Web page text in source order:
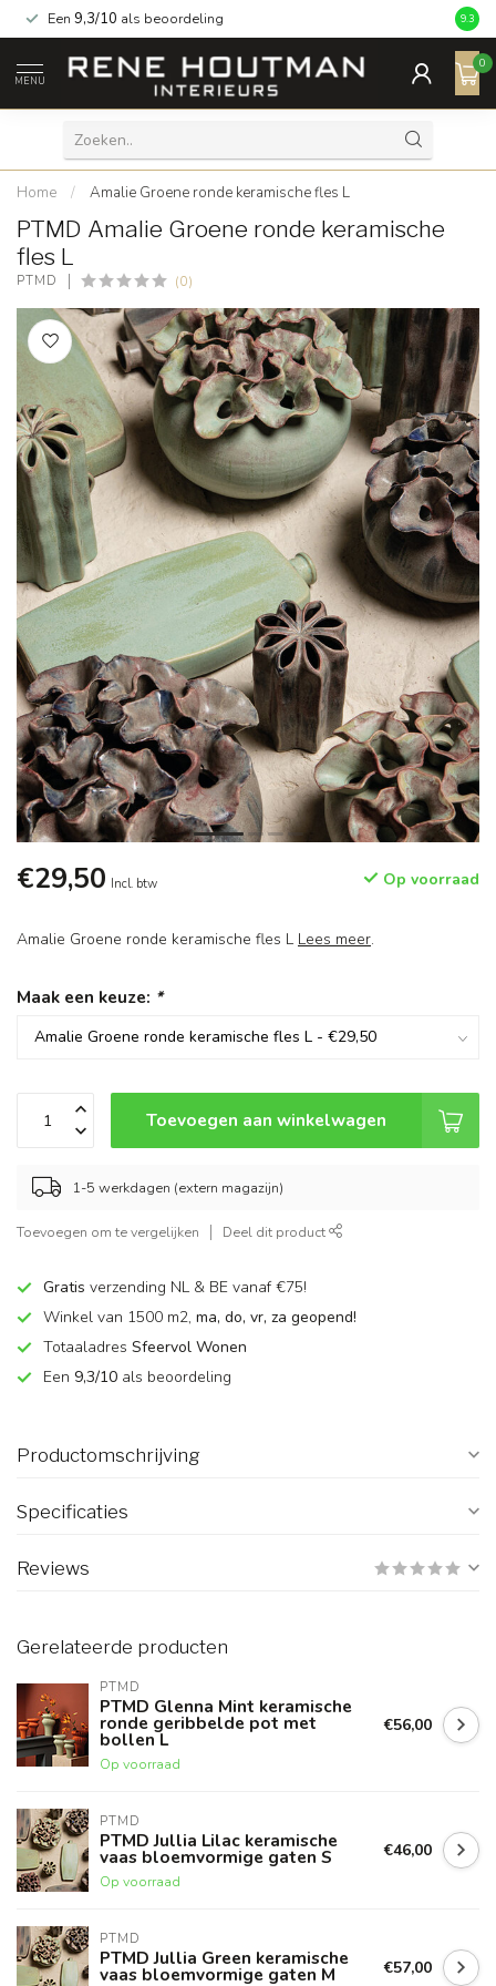
Een 9,3/10 als beoordeling 9.3
MENU
0
Home / Amalie Groene ronde keramische fles L
PTMD Amalie Groene ronde keramische
fles L
PTMD (0)
€29,50 Incl. btw Op voorraad
Amalie Groene ronde keramische fles L Lees meer.
Maak een keuze: *
Toevoegen aan winkelwagen
1-5 werkdagen (extern magazijn)
Toevoegen om te vergelijken Deel dit product
Gratis verzending NL & BE vanaf €75!
Winkel van 1500 m2, ma, do, vr, za geopend!
Totaaladres Sfeervol Wonen
Een 9,3/10 als beoordeling
Productomschrijving
Specificaties
Reviews
Gerelateerde producten
PTMD
PTMD Glenna Mint keramische
ronde geribbelde pot met
bollen L
Op voorraad
€56,00
PTMD
PTMD Jullia Lilac keramische
vaas bloemvormige gaten S
Op voorraad
€46,00
PTMD
PTMD Jullia Green keramische
vaas bloemvormige gaten M €57,00